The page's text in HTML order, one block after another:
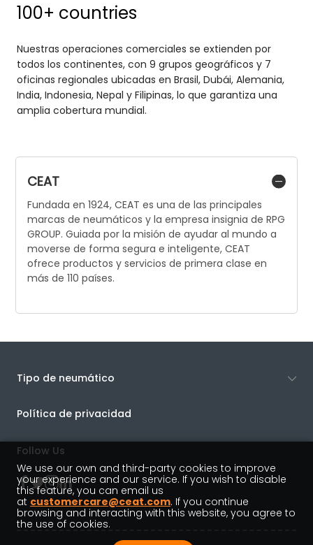
100+ countries
Nuestras operaciones comerciales se extienden por
todos los continentes, con 9 grupos geográficos y 7
oficinas regionales ubicadas en Brasil, Dubái, Alemania,
India, Indonesia, Nepal y Filipinas, lo que garantiza una
amplia cobertura mundial.
CEAT
Fundada en 1924, CEAT es una de las principales
marcas de neumáticos y la empresa insignia de RPG
GROUP. Guiada por la misión de ayudar al mundo a
moverse de forma segura e inteligente, CEAT
ofrece productos y servicios de primera clase en
más de 110 países.
Tipo de neumático
Política de privacidad
Follow Us
We use our own and third-party cookies to improve
your experience and our service. If you wish to disable
this feature, you can email us
at customercare@ceat.com. If you continue
browsing and interacting with this website, you agree to
the use of cookies.